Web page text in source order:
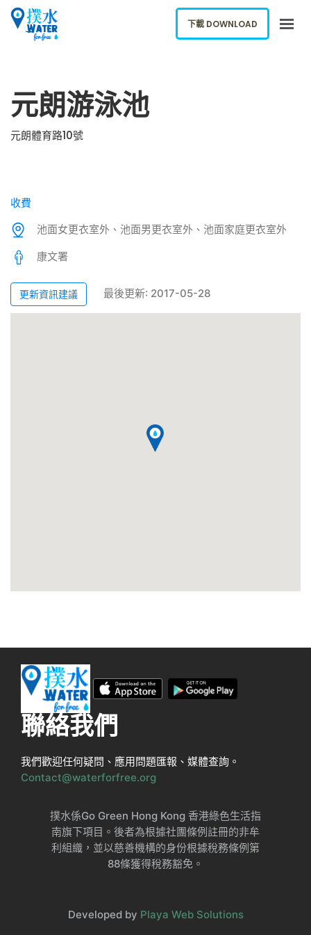
下載應用
元朗游泳池
元朗體育路10號
收費
池面女更衣室外、池面男更衣室外、池面家庭更衣室外
康文署
更新資訊建議 最後更新: 2017-05-28
聯絡我們
我們歡迎任何疑問、應用問題匯報、媒體查詢。
Contact@waterforfree.org
撲水係Go Green Hong Kong 香港綠色生活指
南旗下項目。後者為根據社團條例註冊的非牟
利組織，並以慈善機構的身份根據稅務條例第
88條獲得稅務豁免。
Developed by Playa Web Solutions
下載 DOWNLOAD